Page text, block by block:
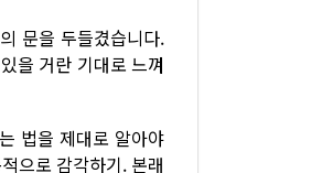
문을 두들겼습니다.
을 거란 기대로 느껴
법을 제대로 알아야
으로 감각하기. 본래